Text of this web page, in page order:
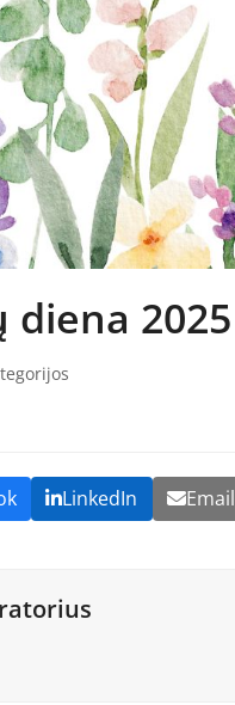
2025
LinkedIn Email